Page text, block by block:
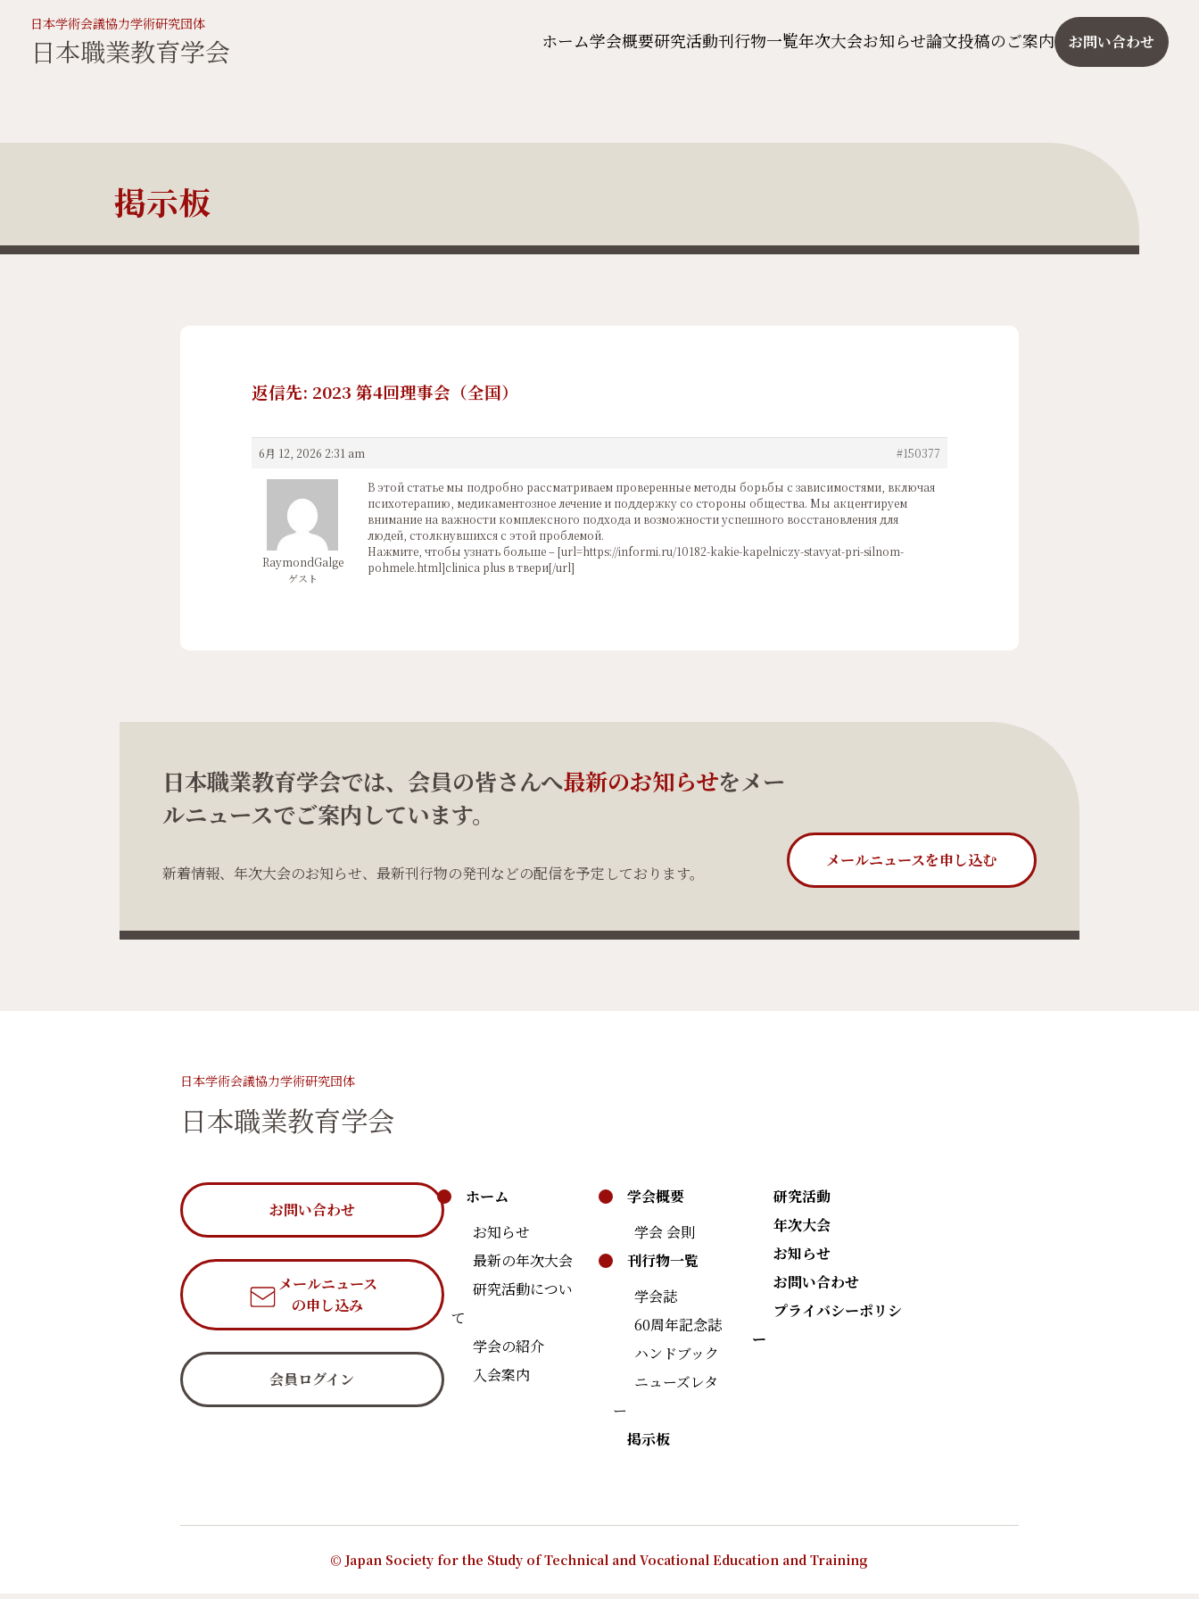
日本学術会議協力学術研究団体
日本職業教育学会 ホーム学会概要研究活動刊行物一覧年次大会お知らせ論文投稿のご案内 お問い合わせ
掲示板
返信先: 2023 第4回理事会（全国）
6月 12, 2026 2:31 am #150377
RaymondGalge
ゲスト
В этой статье мы подробно рассматриваем проверенные методы борьбы с зависимостями, включая
психотерапию, медикаментозное лечение и поддержку со стороны общества. Мы акцентируем
внимание на важности комплексного подхода и возможности успешного восстановления для
людей, столкнувшихся с этой проблемой.
Нажмите, чтобы узнать больше – [url=https://informi.ru/10182-kakie-kapelniczy-stavyat-pri-silnom-
pohmele.html]clinica plus в твери[/url]
日本職業教育学会では、会員の皆さんへ最新のお知らせをメー
ルニュースでご案内しています。
新着情報、年次大会のお知らせ、最新刊行物の発刊などの配信を予定しております。
メールニュースを申し込む
日本学術会議協力学術研究団体
日本職業教育学会
お問い合わせ
メールニュース
の申し込み
会員ログイン
ホーム
お知らせ
最新の年次大会
研究活動につい
て
学会の紹介
入会案内
学会概要
学会 会則
刊行物一覧
学会誌
60周年記念誌
ハンドブック
ニューズレタ
ー
掲示板
研究活動
年次大会
お知らせ
お問い合わせ
プライバシーポリシ
ー
© Japan Society for the Study of Technical and Vocational Education and Training